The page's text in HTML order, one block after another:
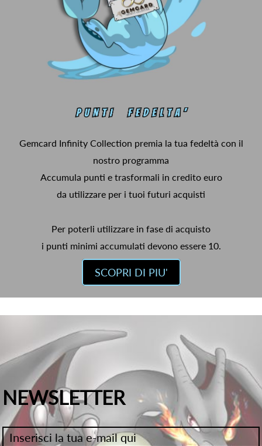
Gemcard Infinity Collection premia la tua fedeltà con il
nostro programma
Accumula punti e trasformali in credito euro
da utilizzare per i tuoi futuri acquisti
Per poterli utilizzare in fase di acquisto
i punti minimi accumulati devono essere 10.
SCOPRI DI PIU'
NEWSLETTER